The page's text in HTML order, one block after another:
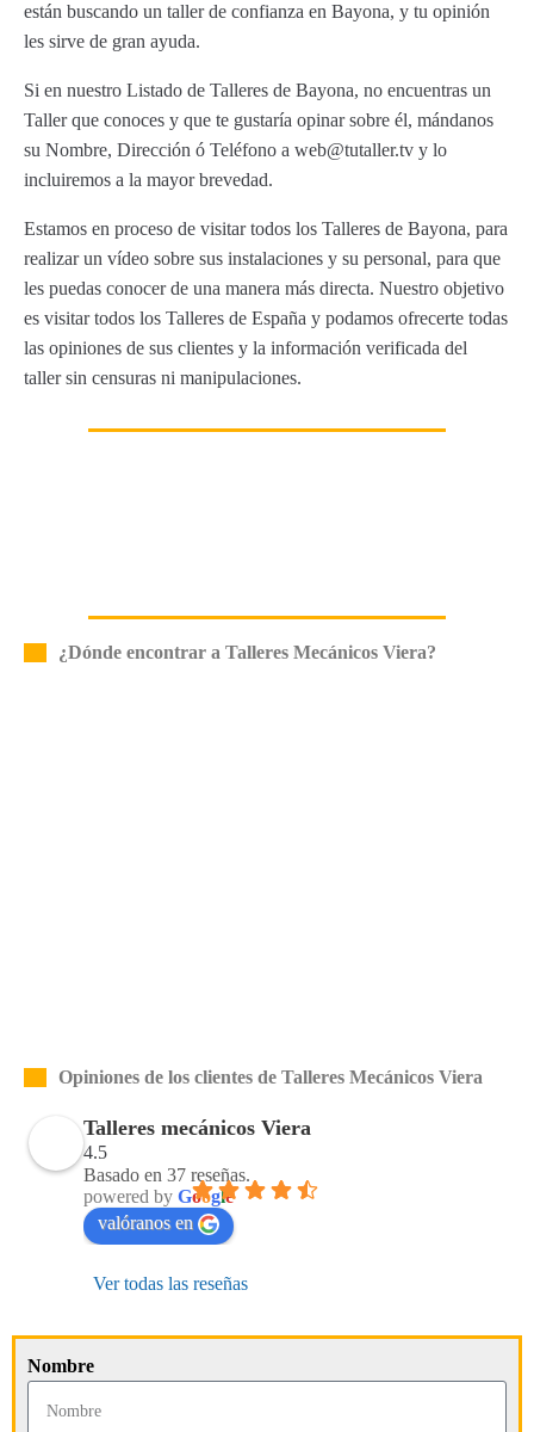
están buscando un taller de confianza en Bayona, y tu opinión
les sirve de gran ayuda.
Si en nuestro Listado de Talleres de Bayona, no encuentras un
Taller que conoces y que te gustaría opinar sobre él, mándanos
su Nombre, Dirección ó Teléfono a web@tutaller.tv y lo
incluiremos a la mayor brevedad.
Estamos en proceso de visitar todos los Talleres de Bayona, para
realizar un vídeo sobre sus instalaciones y su personal, para que
les puedas conocer de una manera más directa. Nuestro objetivo
es visitar todos los Talleres de España y podamos ofrecerte todas
las opiniones de sus clientes y la información verificada del
taller sin censuras ni manipulaciones.
¿Dónde encontrar a Talleres Mecánicos Viera?
Opiniones de los clientes de Talleres Mecánicos Viera
Talleres mecánicos Viera
4.5
Basado en 37 reseñas.
powered by Google
valóranos en
Ver todas las reseñas
Nombre